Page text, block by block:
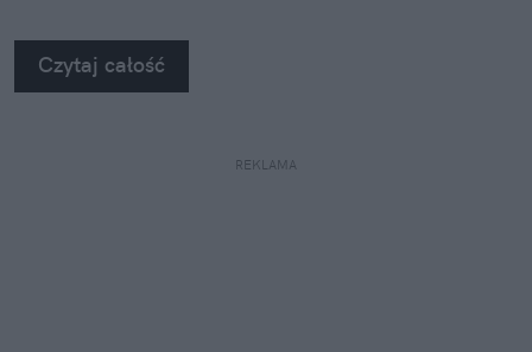
jak pięć kosmetyków z linii Neuro Adapt marki
Clochee może pomóc skórze odzyskać równowagę.
Czytaj całość
REKLAMA